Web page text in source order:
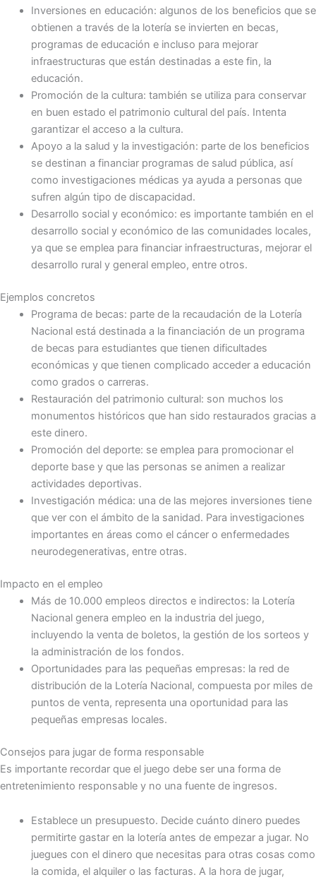
Inversiones en educación: algunos de los beneficios que se
obtienen a través de la lotería se invierten en becas,
programas de educación e incluso para mejorar
infraestructuras que están destinadas a este fin, la
educación.
Promoción de la cultura: también se utiliza para conservar
en buen estado el patrimonio cultural del país. Intenta
garantizar el acceso a la cultura.
Apoyo a la salud y la investigación: parte de los beneficios
se destinan a financiar programas de salud pública, así
como investigaciones médicas ya ayuda a personas que
sufren algún tipo de discapacidad.
Desarrollo social y económico: es importante también en el
desarrollo social y económico de las comunidades locales,
ya que se emplea para financiar infraestructuras, mejorar el
desarrollo rural y general empleo, entre otros.
Ejemplos concretos
Programa de becas: parte de la recaudación de la Lotería
Nacional está destinada a la financiación de un programa
de becas para estudiantes que tienen dificultades
económicas y que tienen complicado acceder a educación
como grados o carreras.
Restauración del patrimonio cultural: son muchos los
monumentos históricos que han sido restaurados gracias a
este dinero.
Promoción del deporte: se emplea para promocionar el
deporte base y que las personas se animen a realizar
actividades deportivas.
Investigación médica: una de las mejores inversiones tiene
que ver con el ámbito de la sanidad. Para investigaciones
importantes en áreas como el cáncer o enfermedades
neurodegenerativas, entre otras.
Impacto en el empleo
Más de 10.000 empleos directos e indirectos: la Lotería
Nacional genera empleo en la industria del juego,
incluyendo la venta de boletos, la gestión de los sorteos y
la administración de los fondos.
Oportunidades para las pequeñas empresas: la red de
distribución de la Lotería Nacional, compuesta por miles de
puntos de venta, representa una oportunidad para las
pequeñas empresas locales.
Consejos para jugar de forma responsable
Es importante recordar que el juego debe ser una forma de
entretenimiento responsable y no una fuente de ingresos.
Establece un presupuesto. Decide cuánto dinero puedes
permitirte gastar en la lotería antes de empezar a jugar. No
juegues con el dinero que necesitas para otras cosas como
la comida, el alquiler o las facturas. A la hora de jugar,